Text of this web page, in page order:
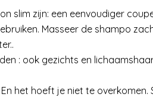
slim zijn: een eenvoudiger
Masseer de shampo
: ook gezichts en
het hoeft je niet te